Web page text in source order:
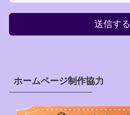
送信する
ホームページ制作協力